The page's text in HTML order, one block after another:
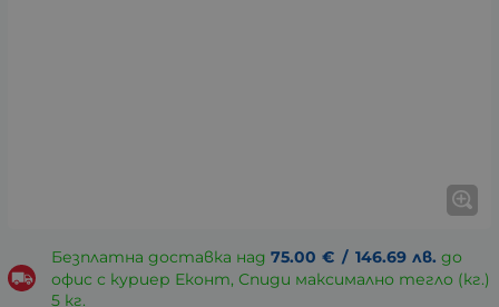
Безплатна доставка над 75.00 € / 146.69 лв. до
офис с куриер Еконт, Спиди максимално тегло (кг.)
5 кг.